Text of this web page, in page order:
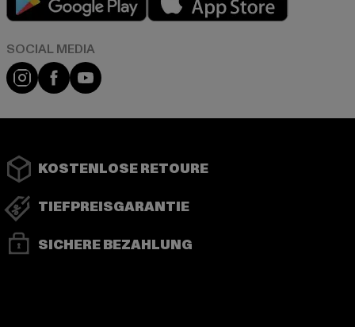
Instagram
FacebookYouTube
KOSTENLOSE RETOURE
TIEFPREISGARANTIE
SICHERE BEZAHLUNG